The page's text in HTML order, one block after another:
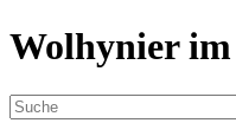
Wolhynier